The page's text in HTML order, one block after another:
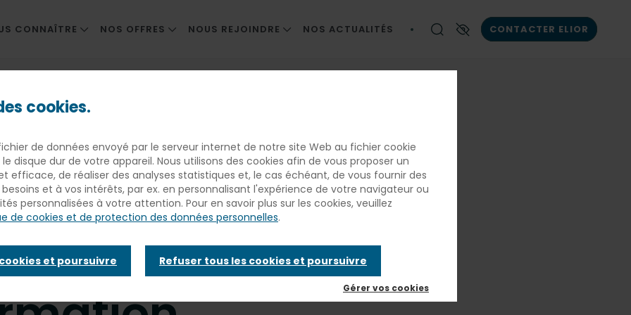
CONNAÎTRE
SA TERRE
HISTOIRE
NOS OFFRES
ENTREPRISES
MARCHÉ PÉNITENTIAIRE
NOUS REJOINDRE
NOS MÉTIERS
NOS ACTUALITÉS CONTACTER ELIOR
séduit de
talents en France
RH fondée
cookies.
de données envoyé par le serveur internet de notre site Web au fichier cookie
disque dur de votre appareil. Nous utilisons des cookies afin de vous proposer un
efficace, de réaliser des analyses statistiques et, le cas échéant, de vous fournir des
et à vos intérêts, par ex. en personnalisant l'expérience de votre navigateur ou
personnalisées à votre attention. Pour en savoir plus sur les cookies, veuillez
de cookies et de protection des données personnelles.
et poursuivre Refuser tous les cookies et poursuivre
Gérer vos cookies